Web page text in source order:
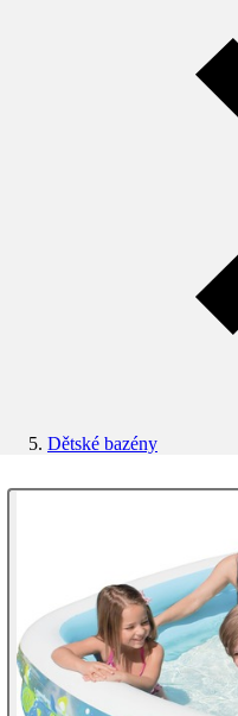
Dětské bazény